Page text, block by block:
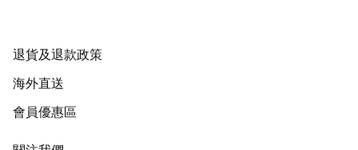
退貨及退款政策
海外直送
會員優惠區